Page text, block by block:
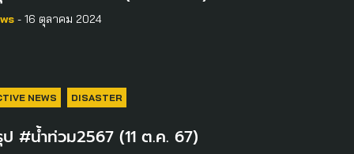
- 16 ตุลาคม 2024
NEWS DISASTER
#น้ำท่วม2567 (11 ต.ค. 67)